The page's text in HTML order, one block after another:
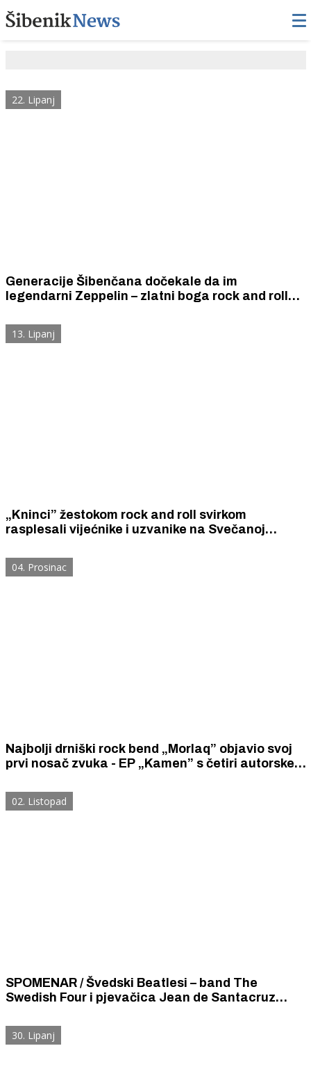
22. Lipanj
Generacije Šibenčana dočekale da im
legendarni Zeppelin – zlatni boga rock and rolla
13. Lipanj
„Kninci” žestokom rock and roll svirkom
rasplesali vijećnike i uzvanike na Svečanoj
04. Prosinac
Najbolji drniški rock bend „Morlaq” objavio svoj
prvi nosač zvuka - EP „Kamen” s četiri autorske
i „Grešnici”
02. Listopad
SPOMENAR / Švedski Beatlesi – band The
Swedish Four i pjevačica Jean de Santacruz
„Šibenik”
30. Lipanj